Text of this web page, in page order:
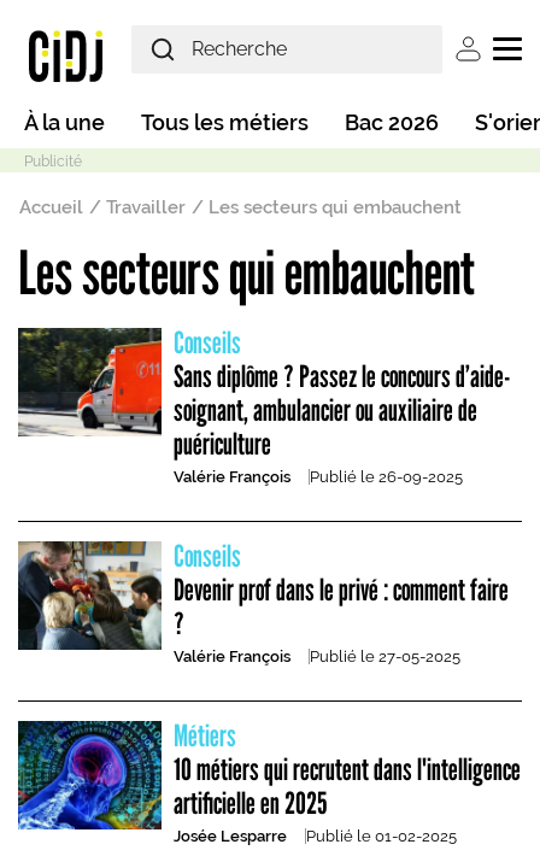
User
Main navigation
À la une Tous les métiers Bac 2026
Mode sombre
Fil d'Ariane
Accueil Travailler Les secteurs qui embauchent
Les secteurs qui embauchent
Conseils
Sans diplôme ? Passez le concours d’aide-
soignant, ambulancier ou auxiliaire de
puériculture
Valérie François Publié le 26-09-2025
Conseils
Devenir prof dans le privé : comment faire
?
Valérie François Publié le 27-05-2025
Métiers
10 métiers qui recrutent dans l'intelligence
artificielle en 2025
Josée Lesparre Publié le 01-02-2025